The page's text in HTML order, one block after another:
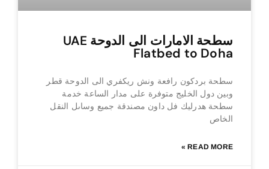
سطحة الامارات الى الدوحة UAE
Flatbed to Doha
سطحة بردكون رافعة ونش ريكفري الى الدوحة قطر
وبين دول الخليج متوفرة على مدار الساعة خدمة
سطحة هدرليك فل داون مصندقة جميع وساىل النقل
الخاص
READ MORE »